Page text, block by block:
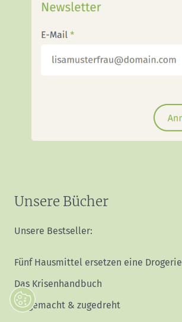
Unsere Bücher
Unsere Bestseller:
Fünf Hausmittel ersetzen eine Drogerie
Das Krisenhandbuch
Eingemacht & zugedreht